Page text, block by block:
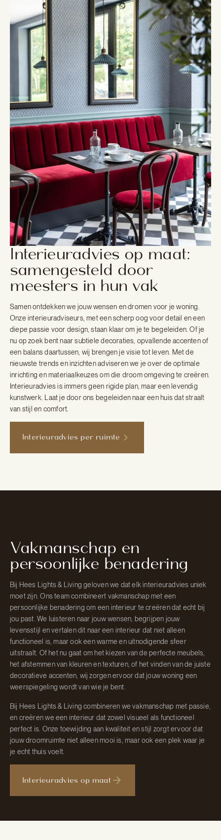
Interieuradvies op maat:
samengesteld door
meesters in hun vak
Samen ontdekken we jouw wensen en dromen voor je woning.
Onze interieuradviseurs, met een scherp oog voor detail en een
diepe passie voor design, staan klaar om je te begeleiden. Of je
nu op zoek bent naar subtiele decoraties, opvallende accenten of
een balans daartussen, wij brengen je visie tot leven. Met de
nieuwste trends en inzichten adviseren we je over de optimale
inrichting en materiaalkeuzes om die droom omgeving te creëren.
Interieuradvies is immers geen rigide plan, maar een levendig
kunstwerk. Laat je door ons begeleiden naar een huis dat straalt
van stijl en comfort.
Interieuradvies per ruimte
Vakmanschap en
persoonlijke benadering
Bij Hees Lights & Living geloven we dat elk interieuradvies uniek
moet zijn. Ons team combineert vakmanschap met een
persoonlijke benadering om een interieur te creëren dat echt bij
jou past. We luisteren naar jouw wensen, begrijpen jouw
levensstijl en vertalen dit naar een interieur dat niet alleen
functioneel is, maar ook een warme en uitnodigende sfeer
uitstraalt. Of het nu gaat om het kiezen van de perfecte meubels,
het afstemmen van kleuren en texturen, of het vinden van de juiste
decoratieve accenten, wij zorgen ervoor dat jouw woning een
weerspiegeling wordt van wie je bent.
Bij Hees Lights & Living combineren we vakmanschap met passie,
en creëren we een interieur dat zowel visueel als functioneel
perfect is. Onze toewijding aan kwaliteit en stijl zorgt ervoor dat
jouw droomruimte niet alleen mooi is, maar ook een plek waar je
je echt thuis voelt.
Interieuradvies op maat